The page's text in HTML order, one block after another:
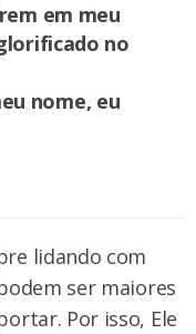
em meu
no
nome, eu
lidando com
ser maiores
Por isso, Ele